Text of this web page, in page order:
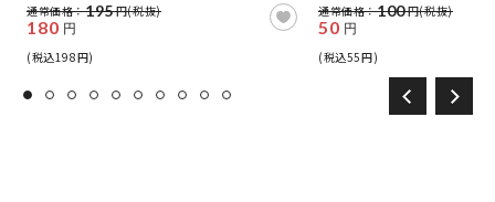
通常価格：195円(税抜)
180 円
(税込198円)
通常価格：100円(税抜)
50 円
(税込55円)